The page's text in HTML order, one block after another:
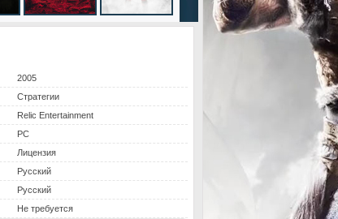
2005
Стратегии
Relic Entertainment
PC
Лицензия
Русский
Русский
Не требуется